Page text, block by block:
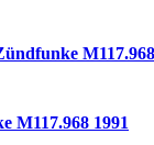
M117.968 1991